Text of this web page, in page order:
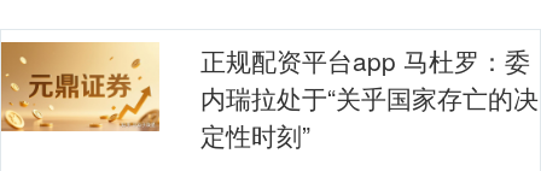
正规配资平台app 马杜罗：委
内瑞拉处于“关乎国家存亡的决
定性时刻”